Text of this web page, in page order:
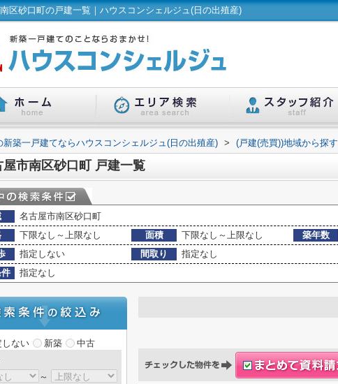
区砂口町の戸建一覧｜ハウスコンシェルジュ(日の出殖産)
新築一戸建てならハウスコンシェルジュ(日の出殖産) > (戸建(売買))地域から探す
屋市南区砂口町 戸建一覧
名古屋市南区砂口町
下限なし～上限なし 面積 下限なし～上限なし 築年数
指定しない 間取り
指定なし
指定なし
しない 新築
中古
～